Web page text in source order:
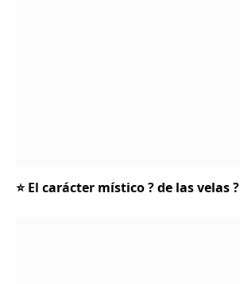
⭐ El carácter místico ? de las velas ?